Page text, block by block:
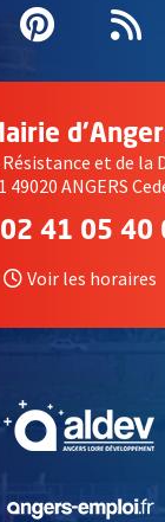
Pinterest
,
et de la
49020 ANGERS
02 41 05 40
Voir les horaires